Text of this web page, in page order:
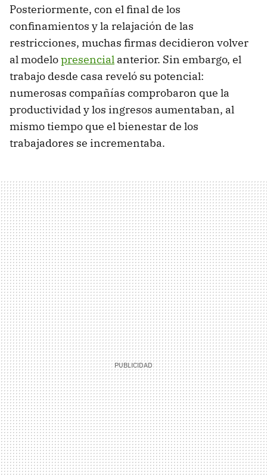
Posteriormente, con el final de los
confinamientos y la relajación de las
restricciones, muchas firmas decidieron volver
al modelopresencial anterior. Sin embargo, el
trabajo desde casa reveló su potencial:
numerosas compañías comprobaron que la
productividad y los ingresos aumentaban, al
mismo tiempo que el bienestar de los
trabajadores se incrementaba.